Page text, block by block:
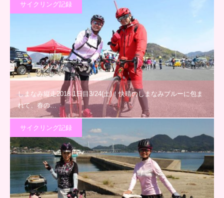
サイクリング記録
しまなみ縦走2018 1日目3/24(土)！快晴のしまなみブルーに包ま
れて、春の…
サイクリング記録